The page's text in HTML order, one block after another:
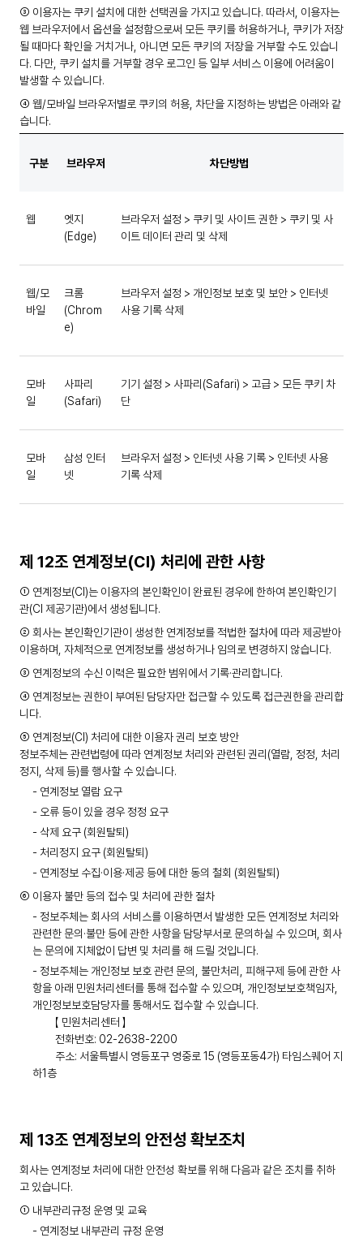
③ 이용자는 쿠키 설치에 대한 선택권을 가지고 있습니다. 따라서, 이용자는
웹 브라우저에서 옵션을 설정함으로써 모든 쿠키를 허용하거나, 쿠키가 저장
될 때마다 확인을 거치거나, 아니면 모든 쿠키의 저장을 거부할 수도 있습니
다. 다만, 쿠키 설치를 거부할 경우 로그인 등 일부 서비스 이용에 어려움이
발생할 수 있습니다.
④ 웹/모바일 브라우저별로 쿠키의 허용, 차단을 지정하는 방법은 아래와 같
습니다.
구분 브라우저 차단방법
웹
엣지
(Edge)
브라우저 설정 > 쿠키 및 사이트 권한 > 쿠키 및 사
이트 데이터 관리 및 삭제
웹/모
바일
크롬
(Chrom
e)
브라우저 설정 > 개인정보 보호 및 보안 > 인터넷
사용 기록 삭제
모바
일
사파리
(Safari)
기기 설정 > 사파리(Safari) > 고급 > 모든 쿠키 차
단
모바
일
삼성 인터
넷
브라우저 설정 > 인터넷 사용 기록 > 인터넷 사용
기록 삭제
제 12조 연계정보(CI) 처리에 관한 사항
① 연계정보(CI)는 이용자의 본인확인이 완료된 경우에 한하여 본인확인기
관(CI 제공기관)에서 생성됩니다.
② 회사는 본인확인기관이 생성한 연계정보를 적법한 절차에 따라 제공받아
이용하며, 자체적으로 연계정보를 생성하거나 임의로 변경하지 않습니다.
③ 연계정보의 수신 이력은 필요한 범위에서 기록·관리합니다.
④ 연계정보는 권한이 부여된 담당자만 접근할 수 있도록 접근권한을 관리합
니다.
⑤ 연계정보(CI) 처리에 대한 이용자 권리 보호 방안
정보주체는 관련법령에 따라 연계정보 처리와 관련된 권리(열람, 정정, 처리
정지, 삭제 등)를 행사할 수 있습니다.
- 연계정보 열람 요구
- 오류 등이 있을 경우 정정 요구
- 삭제 요구 (회원탈퇴)
- 처리정지 요구 (회원탈퇴)
- 연계정보 수집·이용·제공 등에 대한 동의 철회 (회원탈퇴)
⑥ 이용자 불만 등의 접수 및 처리에 관한 절차
- 정보주체는 회사의 서비스를 이용하면서 발생한 모든 연계정보 처리와
관련한 문의·불만 등에 관한 사항을 담당부서로 문의하실 수 있으며, 회사
는 문의에 지체없이 답변 및 처리를 해 드릴 것입니다.
- 정보주체는 개인정보 보호 관련 문의, 불만처리, 피해구제 등에 관한 사
항을 아래 민원처리센터를 통해 접수할 수 있으며, 개인정보보호책임자,
개인정보보호담당자를 통해서도 접수할 수 있습니다.
【 민원처리센터 】
전화번호: 02-2638-2200
주소: 서울특별시 영등포구 영중로 15 (영등포동4가) 타임스퀘어 지
하1층
제 13조 연계정보의 안전성 확보조치
회사는 연계정보 처리에 대한 안전성 확보를 위해 다음과 같은 조치를 취하
고 있습니다.
① 내부관리규정 운영 및 교육
- 연계정보 내부관리 규정 운영